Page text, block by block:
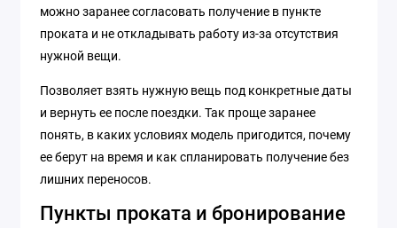
можно заранее согласовать получение в пункте
проката и не откладывать работу из-за отсутствия
нужной вещи.
Позволяет взять нужную вещь под конкретные даты
и вернуть ее после поездки. Так проще заранее
понять, в каких условиях модель пригодится, почему
ее берут на время и как спланировать получение без
лишних переносов.
Пункты проката и бронирование